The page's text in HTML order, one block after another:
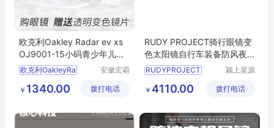
欧克利Oakley Radar ev xs
OJ9001-15小码青少年儿童
速滑骑行眼镜
欧克利OakleyRa
安徽宏霸
有限公司
￥ 1340.00 拨打电话
RUDY PROJECT骑行眼镜变
色太阳镜自行车装备防风夜
视镜男CUTLINE
RUDYPROJECT
颍上星源
有限公司
￥ 4110.00 拨打电话